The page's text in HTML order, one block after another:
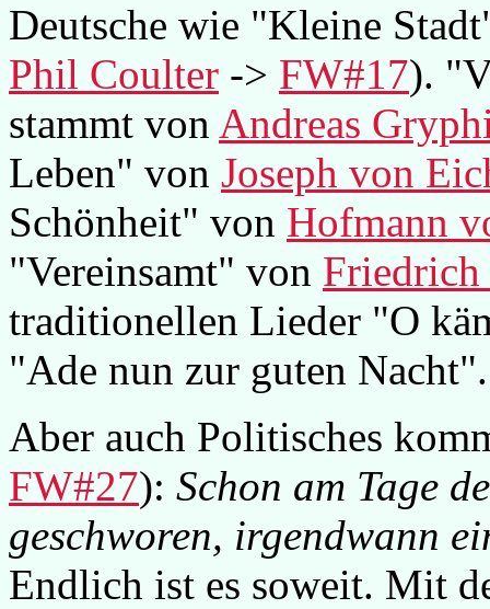
Deutsche wie "Kleine
Phil Coulter -> FW#17).
stammt von Andreas
Leben" von Joseph von
Schönheit" von Hofmann
"Vereinsamt" von Friedrich
traditionellen Lieder "O
"Ade nun zur guten Nacht".
Aber auch Politisches
FW#27): Schon am Tage
geschworen, irgendwann
Endlich ist es soweit. Mit